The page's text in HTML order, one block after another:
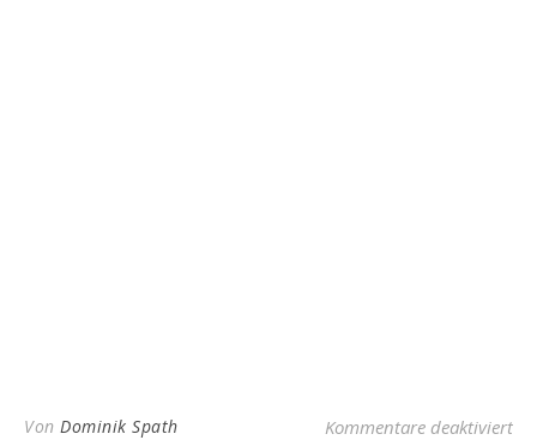
Von Dominik Spath Kommentare deaktiviert